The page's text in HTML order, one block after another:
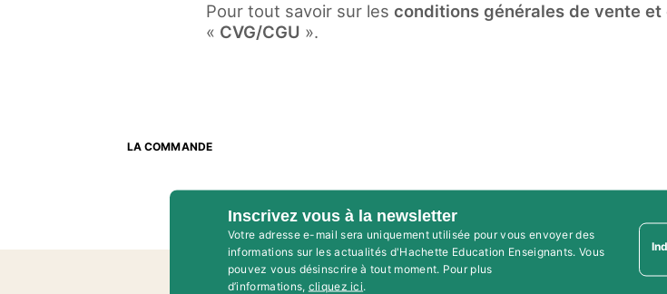
Pour tout savoir sur les conditions générales de vente et
« CVG/CGU ».
LA COMMANDE
Inscrivez vous à la newsletter
Votre adresse e-mail sera uniquement utilisée pour vous envoyer des
informations sur les actualités d'Hachette Education Enseignants. Vous
pouvez vous désinscrire à tout moment. Pour plus
d’informations, cliquez ici.